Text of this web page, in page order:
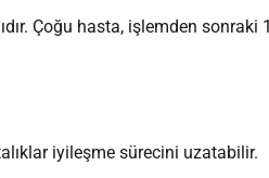
Çoğu hasta, işlemden sonraki
iyileşme sürecini uzatabilir.